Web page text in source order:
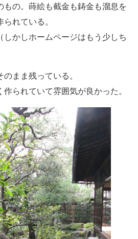
もの。蒔絵も截金も鋳金も溜息を
れている。
しかしホームページはもう少しち
まま残っている。
られていて雰囲気が良かった。